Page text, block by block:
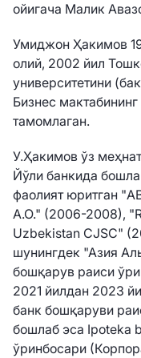
ойигача Малик
Умиджон Ҳакимов
олий, 2002 йил
университетини
Бизнес
тамомлаган.
У.Ҳакимов ўз
Йўли банкида
фаолият юритган
A.O." (2006-2008),
Uzbekistan CJSC"
шунингдек "Азия
бошқарув раиси
2021 йилдан 2023
банк бошқаруви
бошлаб эса Ipoteka
ўринбосари